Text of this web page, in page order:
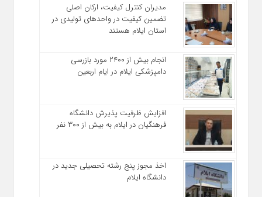
مدیران کنترل کیفیت، ارکان اصلی
تضمین کیفیت در واحدهای تولیدی در
استان ایلام هستند
انجام بیش از ۲۴۰۰ مورد بازرسی
دامپزشکی ایلام در ایام اربعین
افزایش ظرفیت پذیرش دانشگاه
فرهنگیان در ایلام به بیش از ۳۰۰ نفر
اخذ مجوز پنج رشته تحصیلی جدید در
دانشگاه ايلام